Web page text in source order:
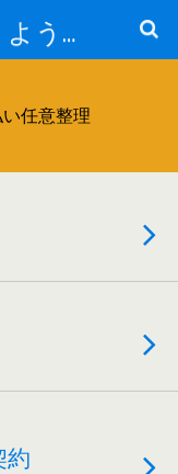
三岡陽（みつおか・よう）司法書士の骨【司法書士法人静岡】
任意整理
約